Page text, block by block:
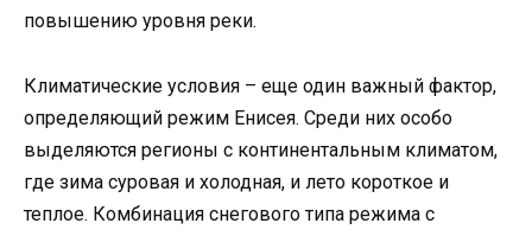
повышению уровня реки.
Климатические условия – еще один важный фактор,
определяющий режим Енисея. Среди них особо
выделяются регионы с континентальным климатом,
где зима суровая и холодная, и лето короткое и
теплое. Комбинация снегового типа режима с